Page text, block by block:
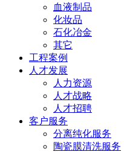
血液制品
化妆品
石化冶金
其它
工程案例
人才发展
人力资源
人才战略
人才招聘
客户服务
分离纯化服务
陶瓷膜清洗服务